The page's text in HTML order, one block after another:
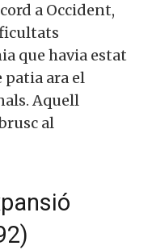
a Occident,
que havia estat
ara el
Aquell
al